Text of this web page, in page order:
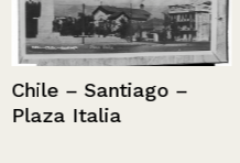
Chile – Santiago –
Plaza Italia